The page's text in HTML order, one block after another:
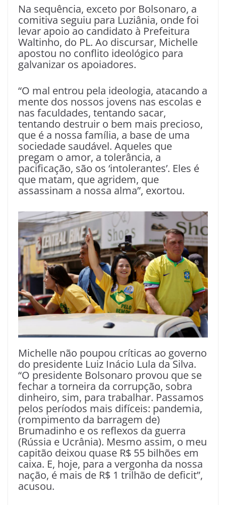
Na sequência, exceto por Bolsonaro, a
comitiva seguiu para Luziânia, onde foi
levar apoio ao candidato à Prefeitura
Waltinho, do PL. Ao discursar, Michelle
apostou no conflito ideológico para
galvanizar os apoiadores.
“O mal entrou pela ideologia, atacando a
mente dos nossos jovens nas escolas e
nas faculdades, tentando sacar,
tentando destruir o bem mais precioso,
que é a nossa família, a base de uma
sociedade saudável. Aqueles que
pregam o amor, a tolerância, a
pacificação, são os ‘intolerantes’. Eles é
que matam, que agridem, que
assassinam a nossa alma”, exortou.
Michelle não poupou críticas ao governo
do presidente Luiz Inácio Lula da Silva.
“O presidente Bolsonaro provou que se
fechar a torneira da corrupção, sobra
dinheiro, sim, para trabalhar. Passamos
pelos períodos mais difíceis: pandemia,
(rompimento da barragem de)
Brumadinho e os reflexos da guerra
(Rússia e Ucrânia). Mesmo assim, o meu
capitão deixou quase R$ 55 bilhões em
caixa. E, hoje, para a vergonha da nossa
nação, é mais de R$ 1 trilhão de deficit”,
acusou.